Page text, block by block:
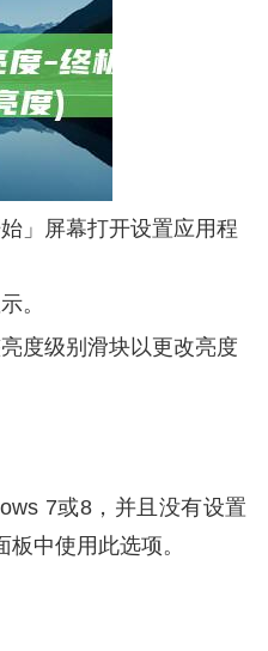
」屏幕打开设置应用程
。
度级别滑块以更改亮度
7或8，并且没有设置
中使用此选项。